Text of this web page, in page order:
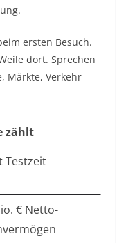
ersten Besuch.
dort. Sprechen
Märkte, Verkehr
zählt
Testzeit
€ Netto-